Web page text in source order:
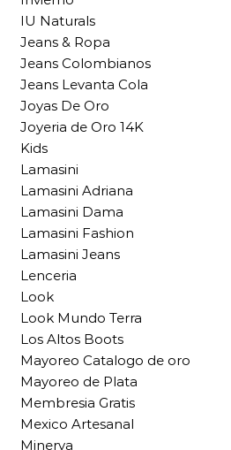
IU Naturals
Jeans & Ropa
Jeans Colombianos
Jeans Levanta Cola
Joyas De Oro
Joyeria de Oro 14K
Kids
Lamasini
Lamasini Adriana
Lamasini Dama
Lamasini Fashion
Lamasini Jeans
Lenceria
Look
Look Mundo Terra
Los Altos Boots
Mayoreo Catalogo de oro
Mayoreo de Plata
Membresia Gratis
Mexico Artesanal
Minerva